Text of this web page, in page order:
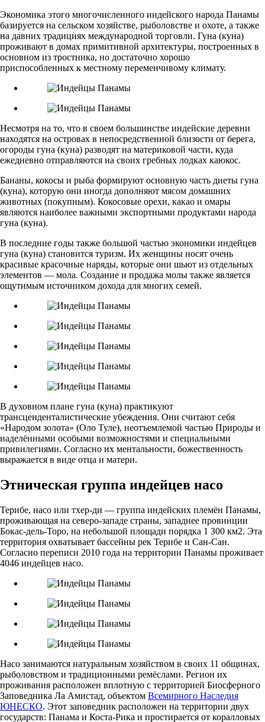
Экономика этого многочисленного индейского народа Панамы
базируется на сельском хозяйстве, рыболовстве и охоте, а также
на давних традициях международной торговли. Гуна (куна)
проживают в домах примитивной архитектуры, построенных в
основном из тростника, но достаточно хорошо
приспособленных к местному переменчивому климату.
Несмотря на то, что в своем большинстве индейские деревни
находятся на островах в непосредственной близости от берега,
огороды гуна (куна) разводят на материковой части, куда
ежедневно отправляются на своих гребных лодках каюкос.
Бананы, кокосы и рыба формируют основную часть диеты гуна
(куна), которую они иногда дополняют мясом домашних
животных (покупным). Кокосовые орехи, какао и омары
являются наиболее важными экспортными продуктами народа
гуна (куна).
В последние годы также большой частью экономики индейцев
гуна (куна) становится туризм. Их женщины носят очень
красивые красочные наряды, которые они шьют из отдельных
элементов — мола. Создание и продажа молы также является
ощутимым источником дохода для многих семей.
В духовном плане гуна (куна) практикуют
трансценденталистические убеждения. Они считают себя
«Народом золота» (Оло Туле), неотъемлемой частью Природы и
наделёнными особыми возможностями и специальными
привилегиями. Согласно их ментальности, божественность
выражается в виде отца и матери.
Этническая группа индейцев насо
Терибе, насо или тхер-ди — группа индейских племён Панамы,
проживающая на северо-западе страны, западнее провинции
Бокас-дель-Торо, на небольшой площади порядка 1 300 км2. Эта
территория охватывает бассейны рек Терибе и Сан-Сан.
Согласно переписи 2010 года на территории Панамы проживает
4046 индейцев насо.
Насо занимаются натуральным хозяйством в своих 11 общинах,
рыболовством и традиционными ремёслами. Регион их
проживания расположен вплотную с территорией Биосферного
Заповедника Ла Амистад, объектом Всемирного Наследия
ЮНЕСКО. Этот заповедник расположен на территории двух
государств: Панама и Коста-Рика и простирается от коралловых